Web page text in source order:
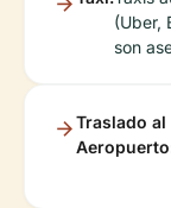
(Uber,
son
Traslado al